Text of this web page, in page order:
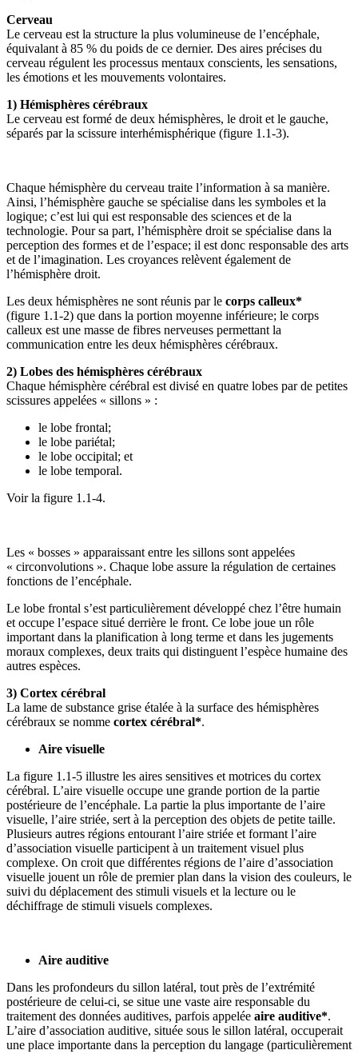
Cerveau
Le cerveau est la structure la plus volumineuse de l’encéphale,
équivalant à 85 % du poids de ce dernier. Des aires précises du
cerveau régulent les processus mentaux conscients, les sensations,
les émotions et les mouvements volontaires.
1) Hémisphères cérébraux
Le cerveau est formé de deux hémisphères, le droit et le gauche,
séparés par la scissure interhémisphérique (figure 1.1‑3).
Chaque hémisphère du cerveau traite l’information à sa manière.
Ainsi, l’hémisphère gauche se spécialise dans les symboles et la
logique; c’est lui qui est responsable des sciences et de la
technologie. Pour sa part, l’hémisphère droit se spécialise dans la
perception des formes et de l’espace; il est donc responsable des arts
et de l’imagination. Les croyances relèvent également de
l’hémisphère droit.
Les deux hémisphères ne sont réunis par le corps calleux*
(figure 1.1‑2) que dans la portion moyenne inférieure; le corps
calleux est une masse de fibres nerveuses permettant la
communication entre les deux hémisphères cérébraux.
2) Lobes des hémisphères cérébraux
Chaque hémisphère cérébral est divisé en quatre lobes par de petites
scissures appelées « sillons » :
le lobe frontal;
le lobe pariétal;
le lobe occipital; et
le lobe temporal.
Voir la figure 1.1‑4.
Les « bosses » apparaissant entre les sillons sont appelées
« circonvolutions ». Chaque lobe assure la régulation de certaines
fonctions de l’encéphale.
Le lobe frontal s’est particulièrement développé chez l’être humain
et occupe l’espace situé derrière le front. Ce lobe joue un rôle
important dans la planification à long terme et dans les jugements
moraux complexes, deux traits qui distinguent l’espèce humaine des
autres espèces.
3) Cortex cérébral
La lame de substance grise étalée à la surface des hémisphères
cérébraux se nomme cortex cérébral*.
Aire visuelle
La figure 1.1‑5 illustre les aires sensitives et motrices du cortex
cérébral. L’aire visuelle occupe une grande portion de la partie
postérieure de l’encéphale. La partie la plus importante de l’aire
visuelle, l’aire striée, sert à la perception des objets de petite taille.
Plusieurs autres régions entourant l’aire striée et formant l’aire
d’association visuelle participent à un traitement visuel plus
complexe. On croit que différentes régions de l’aire d’association
visuelle jouent un rôle de premier plan dans la vision des couleurs, le
suivi du déplacement des stimuli visuels et la lecture ou le
déchiffrage de stimuli visuels complexes.
Aire auditive
Dans les profondeurs du sillon latéral, tout près de l’extrémité
postérieure de celui-ci, se situe une vaste aire responsable du
traitement des données auditives, parfois appelée aire auditive*.
L’aire d’association auditive, située sous le sillon latéral, occuperait
une place importante dans la perception du langage (particulièrement